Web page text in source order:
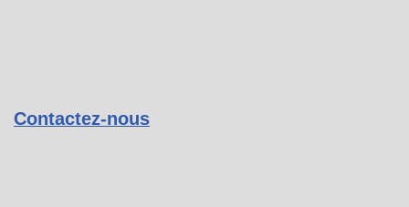
Contactez-nous